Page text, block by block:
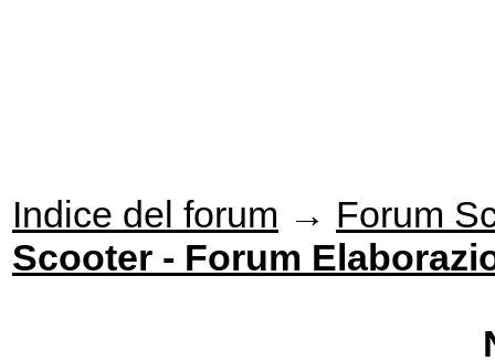
Indice del forum → Forum
Scooter - Forum